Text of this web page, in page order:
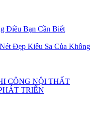
Điều Bạn Cần Biết
Đẹp Kiêu Sa Của Không
CÔNG NỘI THẤT
TRIỂN